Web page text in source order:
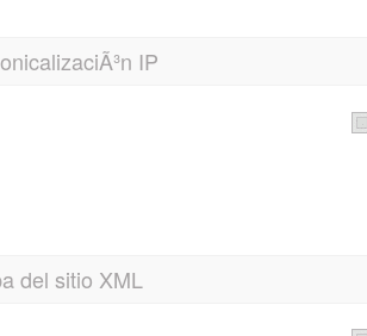
IP
del sitio XML